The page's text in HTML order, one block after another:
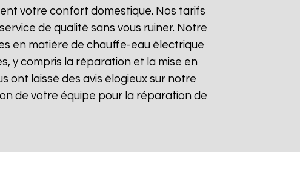
votre confort domestique. Nos tarifs
de qualité sans vous ruiner. Notre
en matière de chauffe-eau électrique
y compris la réparation et la mise en
ont laissé des avis élogieux sur notre
de votre équipe pour la réparation de